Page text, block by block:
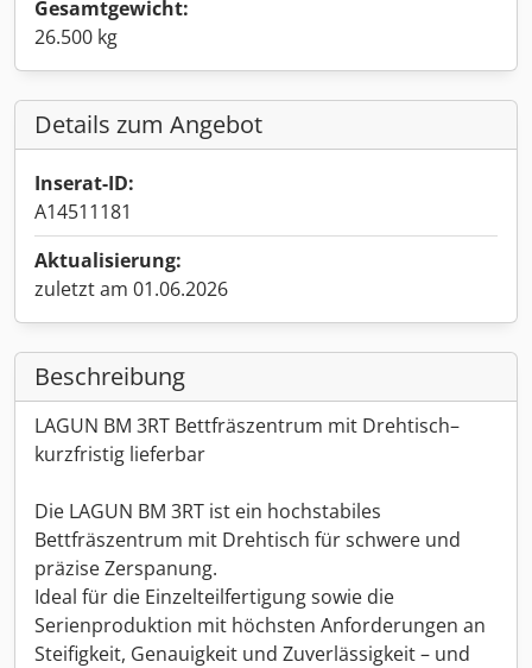
Gesamtgewicht:
26.500 kg
Details zum Angebot
Inserat-ID:
A14511181
Aktualisierung:
zuletzt am 01.06.2026
Beschreibung
LAGUN BM 3RT Bettfräszentrum mit Drehtisch–
kurzfristig lieferbar
Die LAGUN BM 3RT ist ein hochstabiles
Bettfräszentrum mit Drehtisch für schwere und
präzise Zerspanung.
Ideal für die Einzelteilfertigung sowie die
Serienproduktion mit höchsten Anforderungen an
Steifigkeit, Genauigkeit und Zuverlässigkeit – und